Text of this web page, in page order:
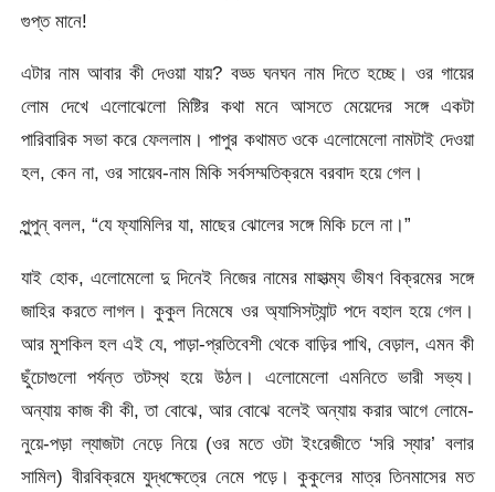
গুপ্ত মানে!
এটার নাম আবার কী দেওয়া যায়? বড্ড ঘনঘন নাম দিতে হচ্ছে। ওর গায়ের
লোম দেখে এলোঝেলো মিষ্টির কথা মনে আসতে মেয়েদের সঙ্গে একটা
পারিবারিক সভা করে ফেললাম। পাপুর কথামত ওকে এলোমেলো নামটাই দেওয়া
হল, কেন না, ওর সায়েব-নাম মিকি সর্বসম্মতিক্রমে বরবাদ হয়ে গেল।
পুন্পুন্ বলল, “যে ফ্যামিলির যা, মাছের ঝোলের সঙ্গে মিকি চলে না।”
যাই হোক, এলোমেলো দু দিনেই নিজের নামের মাহাত্ম্য ভীষণ বিক্রমের সঙ্গে
জাহির করতে লাগল। কুকুল নিমেষে ওর অ্যাসিসট্যান্ট পদে বহাল হয়ে গেল।
আর মুশকিল হল এই যে, পাড়া-প্রতিবেশী থেকে বাড়ির পাখি, বেড়াল, এমন কী
ছুঁচোগুলো পর্যন্ত তটস্থ হয়ে উঠল। এলোমেলো এমনিতে ভারী সভ্য।
অন্যায় কাজ কী কী, তা বোঝে, আর বোঝে বলেই অন্যায় করার আগে লোমে-
নুয়ে-পড়া ল্যাজটা নেড়ে নিয়ে (ওর মতে ওটা ইংরেজীতে ‘সরি স্যার’ বলার
সামিল) বীরবিক্রমে যুদ্ধক্ষেত্রে নেমে পড়ে। কুকুলের মাত্র তিনমাসের মত